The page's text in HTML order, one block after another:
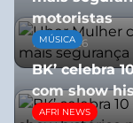
motoristas
10/07/2026
MÚSICA
BK’ celebra
com show
06/08/2026
AFRI NEWS